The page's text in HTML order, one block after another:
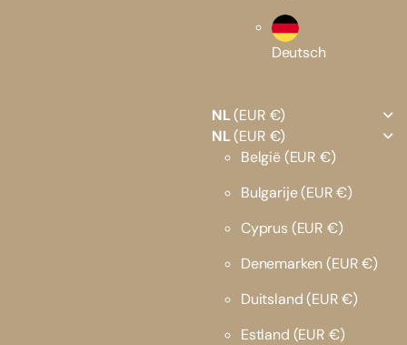
Deutsch
NL(EUR €)
NL(EUR €)
België(EUR €)
Bulgarije(EUR €)
Cyprus (EUR €)
Denemarken(EUR €)
Duitsland(EUR €)
Estland (EUR €)